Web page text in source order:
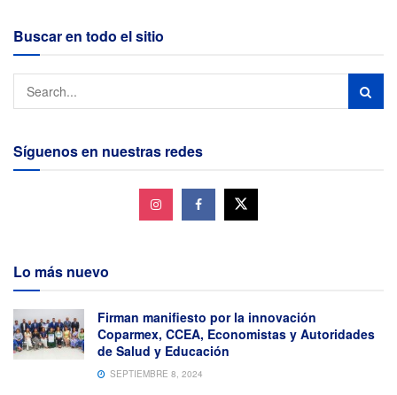
Buscar en todo el sitio
Síguenos en nuestras redes
Lo más nuevo
Firman manifiesto por la innovación
Coparmex, CCEA, Economistas y Autoridades
de Salud y Educación
SEPTIEMBRE 8, 2024